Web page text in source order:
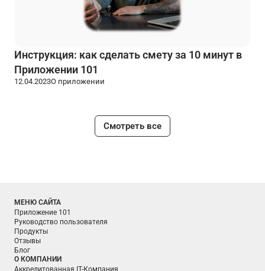
Инструкция: как сделать смету за 10 минут в
Приложении 101
12.04.2023О приложении
Смотреть все
МЕНЮ САЙТА
Приложение 101
Руководство пользователя
Продукты
Отзывы
Блог
О КОМПАНИИ